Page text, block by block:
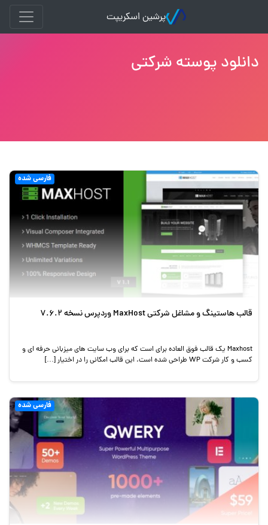
پرشین اسکریپت
دانلود پوسته شرکتی
فارسی شده
قالب هاستینگ و مشاغل شرکتی MaxHost وردپرس نسخه 7.6.2
Maxhost یک قالب فوق العاده برای است که برای وب سایت های میزبانی حرفه ای و
کسب و کار شرکت WP طراحی شده است. این قالب امکانی را در اختیار […]
فارسی شده